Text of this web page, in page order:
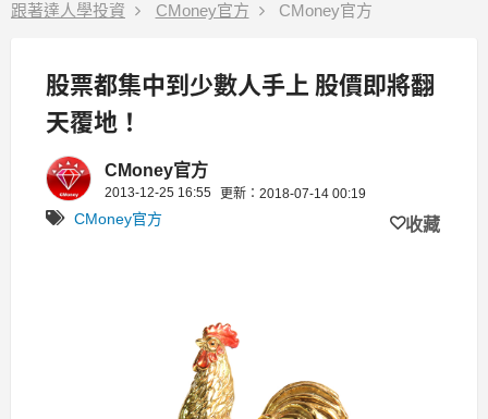
跟著達人學投資 CMoney官方 CMoney官方
股票都集中到少數人手上 股價即將翻
天覆地！
CMoney官方
2013-12-25 16:55 更新：2018-07-14 00:19
CMoney官方 收藏